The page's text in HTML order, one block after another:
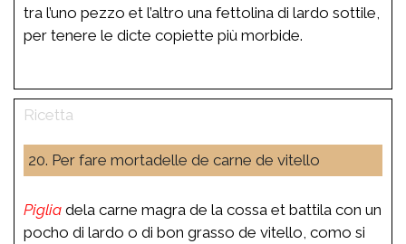
tra l’uno pezzo et l’altro una fettolina di lardo sottile,
per tenere le dicte copiette più morbide.
20. Per fare mortadelle de carne de vitello
Piglia dela carne magra de la cossa et battila con un
pocho di lardo o di bon grasso de vitello, como si